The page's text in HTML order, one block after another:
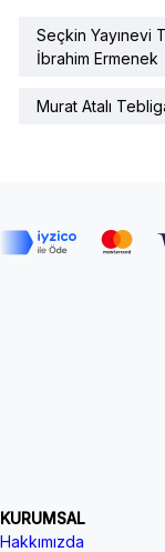
Seçkin Yayınevi
İbrahim Ermenek
Murat Atalı
KURUMSAL
Hakkımızda